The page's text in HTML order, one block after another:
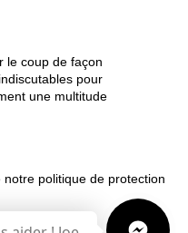
le coup de façon
pour
une multitude
politique de protection